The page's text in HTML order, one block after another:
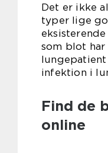
Det er ikke
typer lige
som blot
infektion i
Find de
online